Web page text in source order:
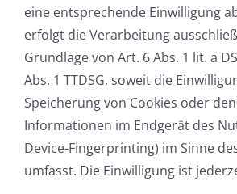
eine entsprechende Einwilligung
erfolgt die Verarbeitung
Grundlage von Art. 6 Abs. 1 lit. a
Abs. 1 TTDSG, soweit die
Speicherung von Cookies oder
Informationen im Endgerät des
Device-Fingerprinting) im Sinne
umfasst. Die Einwilligung ist